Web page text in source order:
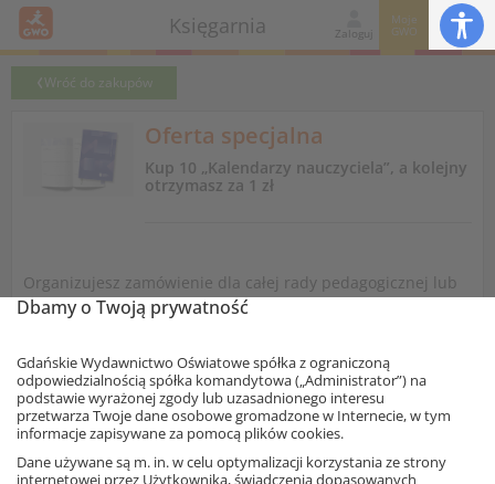
Księgarnia Zaloguj
Moje
GWO
Wróć do zakupów
Oferta specjalna
Kup 10 „Kalendarzy nauczyciela”, a kolejny
otrzymasz za 1 zł
Organizujesz zamówienie dla całej rady pedagogicznej lub
swojego zespołu przedmiotowego? To najlepszy moment.
Przy zakupie
dodamy do Twojego koszyka za jedyne 1 zł.
Zyskaj więcej miejsca na notatki i oceny, nie martwiąc się o
terminy klasówek czy ważne szkolne wydarzenia. Kalendarz
GWO to sprawdzony asystent każdego nauczyciela, który
teraz jest dostępny w wyjątkowym pakiecie korzyści.
Ta strona używa plików cookies.
Dbamy o Twoją prywatność
Gdańskie Wydawnictwo Oświatowe spółka z ograniczoną
odpowiedzialnością spółka komandytowa („Administrator”) na
podstawie wyrażonej zgody lub uzasadnionego interesu
przetwarza Twoje dane osobowe gromadzone w Internecie, w tym
informacje zapisywane za pomocą plików cookies.
Dane używane są m. in. w celu optymalizacji korzystania ze strony
internetowej przez Użytkownika, świadczenia dopasowanych